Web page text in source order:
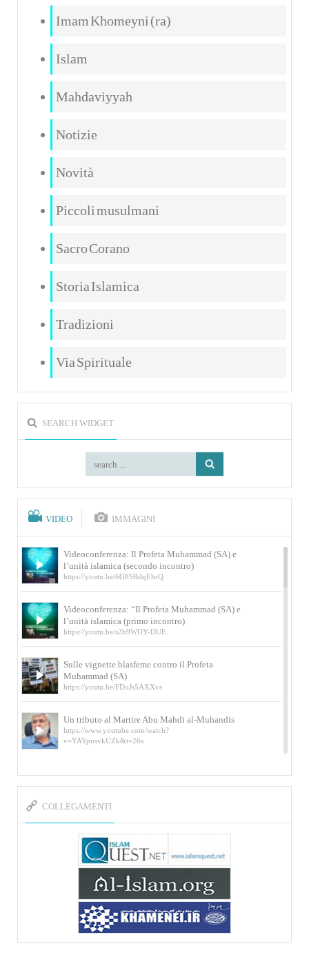
Imam Khomeyni (ra)
Islam
Mahdaviyyah
Notizie
Novità
Piccoli musulmani
Sacro Corano
Storia Islamica
Tradizioni
Via Spirituale
SEARCH WIDGET
VIDEO IMMAGINI
Videoconferenza: Il Profeta Muhammad (SA) e
l’unità islamica (secondo incontro)
https://youtu.be/6G8SRdqEhrQ
Videoconferenza: “Il Profeta Muhammad (SA) e
l’unità islamica (primo incontro)
https://youtu.be/s2b9WDY-DUE
Sulle vignette blasfeme contro il Profeta
Muhammad (SA)
https://youtu.be/FDuJs5AXXvs
Un tributo al Martire Abu Mahdi al-Muhandis
https://www.youtube.com/watch?
v=YAYpusvkUZk&t=26s
L’Abluzione rituale (wudu) secondo l’Imam Alì
e l’Imam Khomeini
della figlia di un martire
https://www.youtube.com/watch?
v=-5nPSxbf9l0&t=103s
Sheykh Abbas Di Palma sui martiri Qassem
Soleimani e Abu Mahdi Al-Muhandis
https://youtu.be/Y6SIP2PIht4 Video del discorso tenuto
dallo Sheykh Abbas Di Palma in ...
COLLEGAMENTI